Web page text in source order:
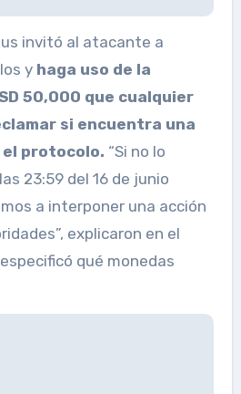
invitó al atacante a
y haga uso de la
50,000 que cualquier
si encuentra una
protocolo. “Si no lo
23:59 del 16 de junio
a interponer una acción
explicaron en el
qué monedas